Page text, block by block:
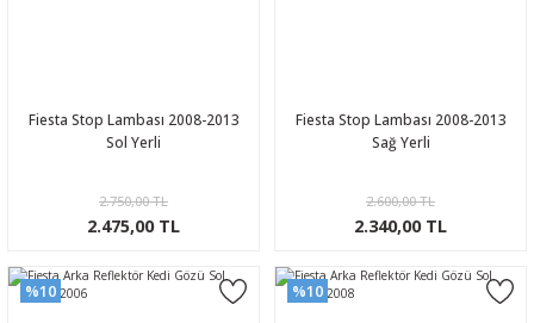
Fiesta Stop Lambası 2008-2013
Sol Yerli
2.750,00 TL
2.475,00 TL
Fiesta Stop Lambası 2008-2013
Sağ Yerli
2.600,00 TL
2.340,00 TL
%10 %10